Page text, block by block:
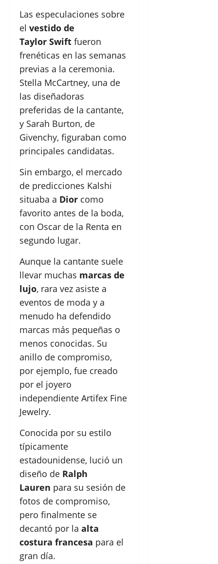
Las especulaciones sobre
el vestido de
Taylor Swift fueron
frenéticas en las semanas
previas a la ceremonia.
Stella McCartney, una de
las diseñadoras
preferidas de la cantante,
y Sarah Burton, de
Givenchy, figuraban como
principales candidatas.
Sin embargo, el mercado
de predicciones Kalshi
situaba a Dior como
favorito antes de la boda,
con Oscar de la Renta en
segundo lugar.
Aunque la cantante suele
llevar muchas marcas de
lujo, rara vez asiste a
eventos de moda y a
menudo ha defendido
marcas más pequeñas o
menos conocidas. Su
anillo de compromiso,
por ejemplo, fue creado
por el joyero
independiente Artifex Fine
Jewelry.
Conocida por su estilo
típicamente
estadounidense, lució un
diseño de Ralph
Lauren para su sesión de
fotos de compromiso,
pero finalmente se
decantó por la alta
costura francesa para el
gran día.